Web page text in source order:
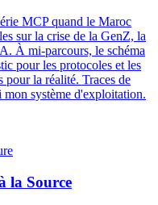
MCP quand le Maroc
sur la crise de la GenZ, la
À mi-parcours, le schéma
pour les protocoles et les
pour la réalité. Traces de
système d'exploitation.
la Source